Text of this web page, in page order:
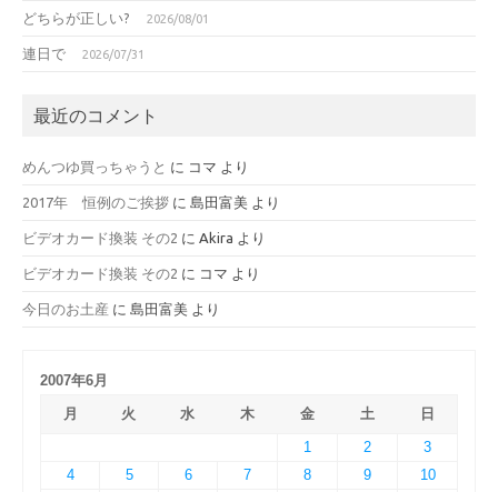
どちらが正しい? 2026/08/01
連日で 2026/07/31
最近のコメント
めんつゆ買っちゃうと に コマ より
2017年 恒例のご挨拶 に 島田富美 より
ビデオカード換装 その2 に Akira より
ビデオカード換装 その2 に コマ より
今日のお土産 に 島田富美 より
2007年6月
月
火 水 木 金 土
日
1
2
3
4
5 6 7 8 9
10